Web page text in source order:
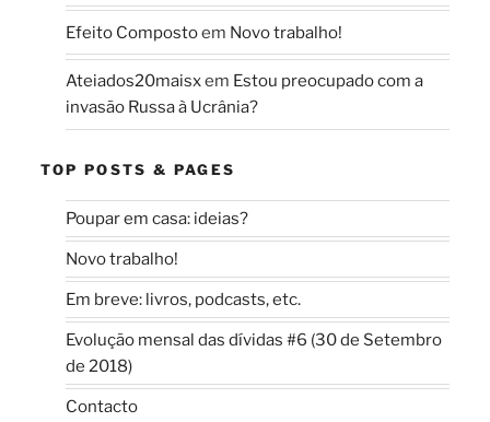
Efeito Compostoem Novo trabalho!
Ateiados20maisxem Estou preocupado com a
invasão Russa à Ucrânia?
TOP POSTS & PAGES
Poupar em casa: ideias?
Novo trabalho!
Em breve: livros, podcasts, etc.
Evolução mensal das dívidas #6 (30 de Setembro
de 2018)
Contacto